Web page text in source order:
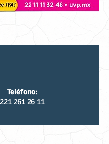
Teléfono:
221 261 26 11